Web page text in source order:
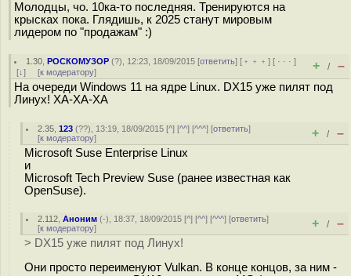
Молодцы, чо. 10ка-то последняя. Тренируются на
крысках пока. Глядишь, к 2025 станут мировым
лидером по "продажам" :)
1.30 ,РОСКОМУЗОР (?), 12:23, 18/09/2015 [ответить] [ ﹢﹢﹢] [ · · ·]
[↓] [к модератору] + / –
На очереди Windows 11 на ядре Linux. DX15 уже пилят под
Линух! ХА-ХА-ХА
2.35 ,123 (??), 13:19, 18/09/2015 [^] [^^] [^^^] [ответить]
[к модератору] + / –
Microsoft Suse Enterprise Linux
и
Microsoft Tech Preview Suse (ранее известная как
OpenSuse).
2.112 ,Аноним (-), 18:37, 18/09/2015 [^] [^^] [^^^] [ответить]
[к модератору] + / –
> DX15 уже пилят под Линух!
Они просто переименуют Vulkan. В конце концов, за ним -